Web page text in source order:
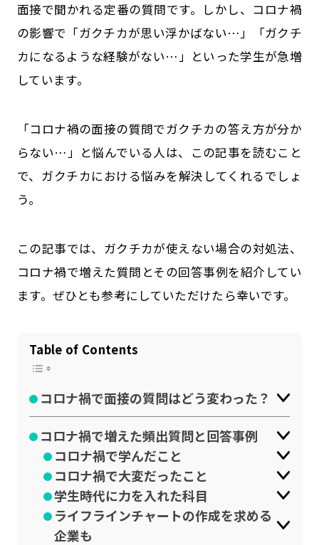
LINE登録
プライバシーポリシー
面接で聞かれる定番の質問です。しかし、コロナ禍
の影響で「ガクチカが思い浮かばない…」「ガクチ
カになるような経験がない…」といった学生が急増
しています。
「コロナ禍の面接の質問でガクチカの答え方が分か
らない…」と悩んでいる人は、この記事を読むこと
で、ガクチカにおける悩みを解決してくれるでしょ
う。
この記事では、ガクチカが使えない場合の対処法、
コロナ禍で増えた質問とその回答事例を紹介してい
ます。ぜひとも参考にしていただけたら幸いです。
Table of Contents
コロナ禍で面接の質問はどう変わった？
コロナ禍で増えた頻出質問と回答事例
コロナ禍で学んだこと
コロナ禍で大変だったこと
学生時代に力を入れた科目
ライフラインチャートの作成を求める
企業も